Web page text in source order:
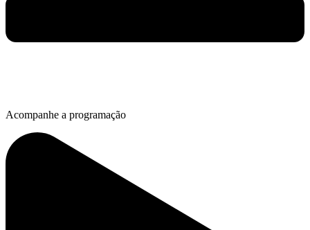
Acompanhe a programação